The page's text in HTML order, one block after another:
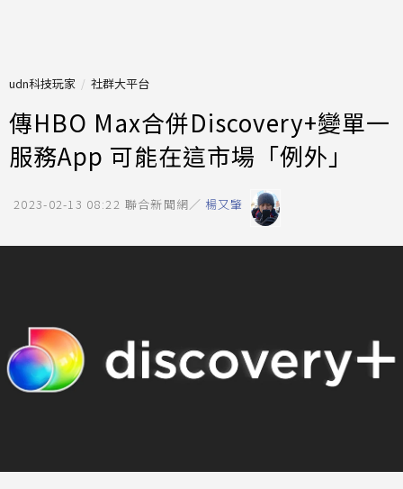
udn科技玩家 社群大平台
傳HBO Max合併Discovery+變單一
服務App 可能在這市場「例外」
2023-02-13 08:22 聯合新聞網／ 楊又肇